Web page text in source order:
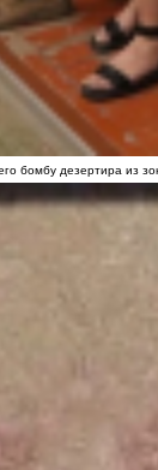
бомбу дезертира из